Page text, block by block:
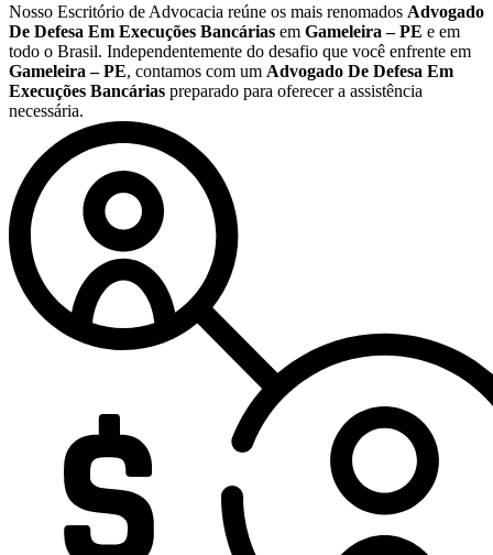
Nosso Escritório de Advocacia reúne os mais renomados Advogado
De Defesa Em Execuções Bancárias em Gameleira – PE e em
todo o Brasil. Independentemente do desafio que você enfrente em
Gameleira – PE, contamos com um Advogado De Defesa Em
Execuções Bancárias preparado para oferecer a assistência
necessária.